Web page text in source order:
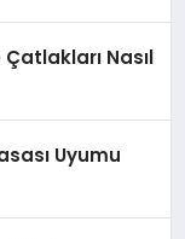
Nasıl
Uyumu